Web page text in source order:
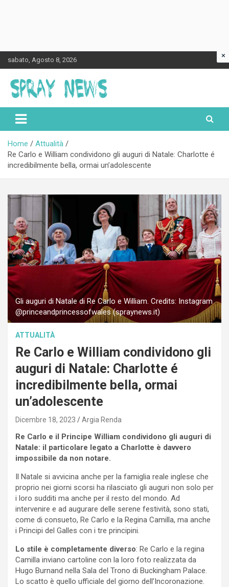
to
content
sabato, Agosto 8, 2026
Spraynews.it
Home
Attualità
Re Carlo e William condividono gli auguri di Natale: Charlotte é
incredibilmente bella, ormai un’adolescente
Gli auguri di Natale di Re Carlo e William. Credits: Instagram
@princeandprincessofwales (spraynews.it)
ATTUALITÀ
Re Carlo e William condividono gli
auguri di Natale: Charlotte é
incredibilmente bella, ormai
un’adolescente
Dicembre 18, 2023 Argia Renda
Re Carlo e il Principe William condividono gli auguri di
Natale: il particolare legato a Charlotte è davvero
impossibile da non notare.
Il Natale si avvicina anche per la famiglia reale inglese che
proprio nei giorni scorsi ha rilasciato gli auguri non solo per
i loro sudditi ma anche per il resto del mondo. Ad
intervenire e ad augurare delle serene festività, sono stati,
come di consueto, Re Carlo e la Regina Camilla, ma anche
i Principi del Galles con i tre principini.
Lo stile è completamente diverso: Re Carlo e la regina
Camilla inviano cartoline con la loro foto realizzata da
Hugo Burnand nella Sala del Trono di Buckingham Palace.
Lo scatto è quello ufficiale del giorno dell’Incoronazione.
×